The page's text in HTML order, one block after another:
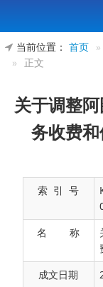
当前位置： 首页 »
»
正文
关于调整
务收费
索 引 号
名 称
成文日期